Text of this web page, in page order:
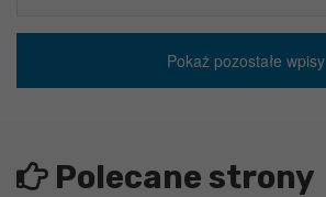
Pokaż pozostałe wpisy
Polecane strony